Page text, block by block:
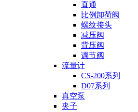
直通
比例卸荷阀
螺纹接头
减压阀
背压阀
调节阀
流量计
CS-200系列
D07系列
真空泵
夹子